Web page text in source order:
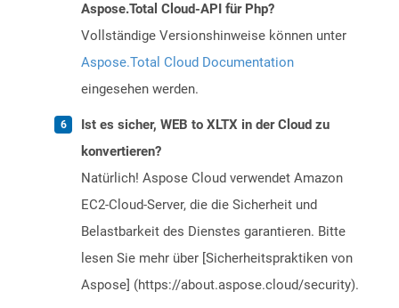
Aspose.Total Cloud-API für Php?
Vollständige Versionshinweise können unter
Aspose.Total Cloud Documentation
eingesehen werden.
Ist es sicher, WEB to XLTX in der Cloud zu
konvertieren?
Natürlich! Aspose Cloud verwendet Amazon
EC2-Cloud-Server, die die Sicherheit und
Belastbarkeit des Dienstes garantieren. Bitte
lesen Sie mehr über [Sicherheitspraktiken von
Aspose] (https://about.aspose.cloud/security).